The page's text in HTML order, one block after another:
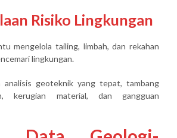
Risiko Lingkungan
mengelola tailing, limbah, dan rekahan
lingkungan.
analisis geoteknik yang tepat, tambang
kerugian material, dan gangguan